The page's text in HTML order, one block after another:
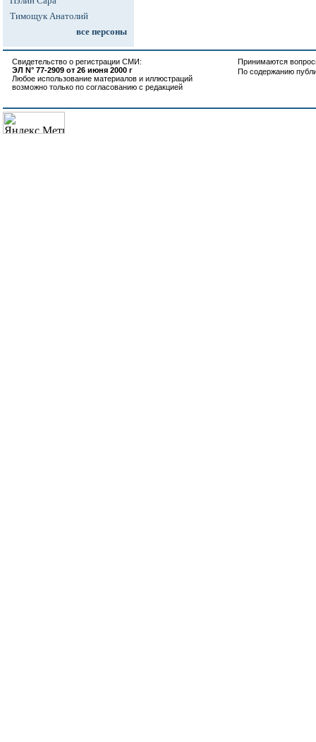
Тимощук Анатолий
все персоны
Свидетельство о регистрации СМИ:
ЭЛ N° 77-2909 от 26 июня 2000 г
Любое использование материалов и иллюстраций
возможно только по согласованию с редакцией
Принимаются
По содержанию